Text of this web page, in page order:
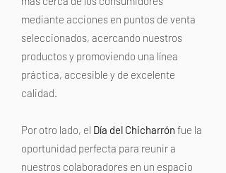
mediante acciones en puntos de venta
seleccionados, acercando nuestros
productos y promoviendo una línea
práctica, accesible y de excelente
calidad.
Por otro lado, el Día del Chicharrón fue la
oportunidad perfecta para reunir a
nuestros colaboradores en un espacio